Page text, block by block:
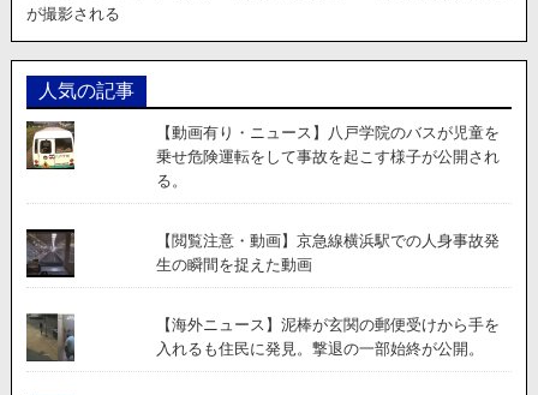
が撮影される
人気の記事
【動画有り・ニュース】八戸学院のバスが児童を
乗せ危険運転をして事故を起こす様子が公開され
る。
【閲覧注意・動画】京急線横浜駅での人身事故発
生の瞬間を捉えた動画
【海外ニュース】泥棒が玄関の郵便受けから手を
入れるも住民に発見。撃退の一部始終が公開。